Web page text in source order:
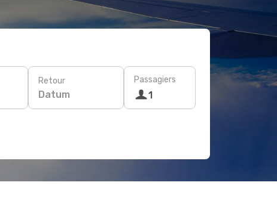
Retour
Datum
Passagiers
1